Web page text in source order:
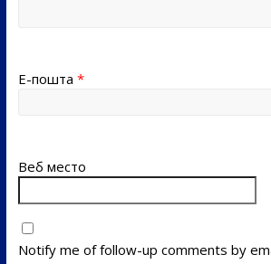
Е-пошта *
Веб место
Notify me of follow-up comments by